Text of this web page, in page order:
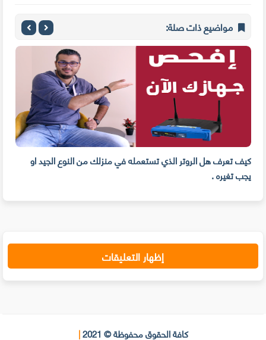
مواضيع ذات صلة:
كيف تعرف هل الروتر الذي تستعمله في منزلك من النوع الجيد او
يجب تغيره .
إظهار التعليقات
كافة الحقوق محفوظة © 2021 |